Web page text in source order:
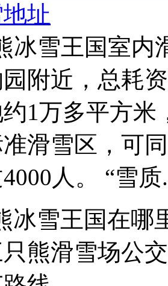
址
冰雪王国室内
附近，总耗
1万多平方米
滑雪区，可
人。 “雪质